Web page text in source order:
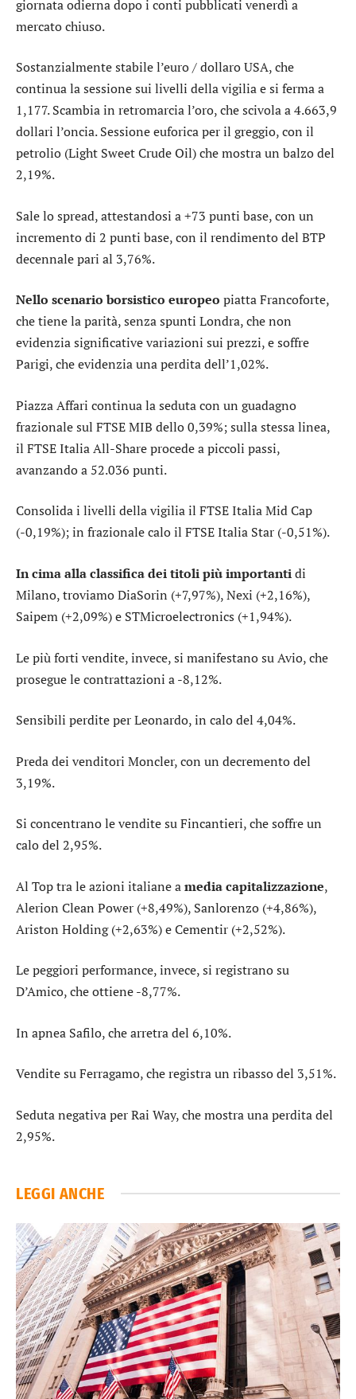
giornata odierna dopo i conti pubblicati venerdì a
mercato chiuso.
Sostanzialmente stabile l’euro / dollaro USA, che
continua la sessione sui livelli della vigilia e si ferma a
1,177. Scambia in retromarcia l’oro, che scivola a 4.663,9
dollari l’oncia. Sessione euforica per il greggio, con il
petrolio (Light Sweet Crude Oil) che mostra un balzo del
2,19%.
Sale lospread, attestandosi a +73 punti base, con un
incremento di 2 punti base, con il rendimento del BTP
decennale pari al 3,76%.
Nello scenario borsistico europeo piattaFrancoforte,
che tiene la parità, senza spunti Londra, che non
evidenzia significative variazioni sui prezzi, e soffre
Parigi, che evidenzia una perdita dell’1,02%.
Piazza Affari continua la seduta con un guadagno
frazionale sul FTSE MIB dello 0,39%; sulla stessa linea,
il FTSE Italia All-Shareprocede a piccoli passi,
avanzando a 52.036 punti.
Consolida i livelli della vigilia il FTSE Italia Mid Cap
(-0,19%); in frazionale calo il FTSE Italia Star (-0,51%).
In cima alla classifica dei titoli più importantidi
Milano, troviamoDiaSorin (+7,97%),Nexi (+2,16%),
Saipem (+2,09%) e STMicroelectronics (+1,94%).
Le più forti vendite, invece, si manifestano suAvio, che
prosegue le contrattazioni a -8,12%.
Sensibili perdite perLeonardo, in calo del 4,04%.
Preda dei venditori Moncler, con un decremento del
3,19%.
Si concentrano le vendite suFincantieri, che soffre un
calo del 2,95%.
Al Top tra le azioni italiane amedia capitalizzazione,
Alerion Clean Power (+8,49%), Sanlorenzo (+4,86%),
Ariston Holding(+2,63%) eCementir (+2,52%).
Le peggiori performance, invece, si registrano su
D’Amico, che ottiene -8,77%.
In apnea Safilo, che arretra del 6,10%.
Vendite suFerragamo, che registra un ribasso del 3,51%.
Seduta negativa perRai Way, che mostra una perdita del
2,95%.
LEGGI ANCHE